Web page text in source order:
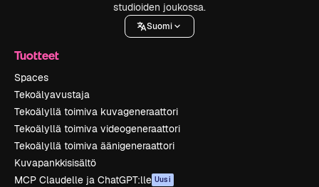
studioiden joukossa.
Suomi
Tuotteet
Spaces
Tekoälyavustaja
Tekoälyllä toimiva kuvageneraattori
Tekoälyllä toimiva videogeneraattori
Tekoälyllä toimiva äänigeneraattori
Kuvapankkisisältö
MCP Claudelle ja ChatGPT:lle Uusi